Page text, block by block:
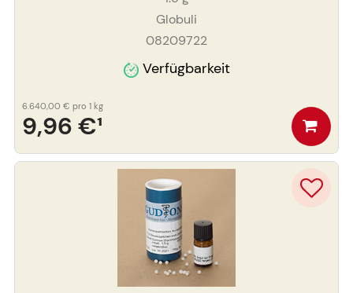
Globuli
08209722
Verfügbarkeit
9,96 €¹
6.640,00 € pro 1 kg